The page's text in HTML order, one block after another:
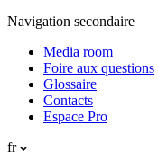
Navigation secondaire
Media room
Foire aux questions
Glossaire
Contacts
Espace Pro
fr